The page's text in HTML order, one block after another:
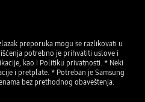
preporuka mogu se razlikovati u
potrebno je prihvatiti uslove i
kao i Politiku privatnosti. * Neki
i pretplate. * Potreban je Samsung
bez prethodnog obaveštenja.